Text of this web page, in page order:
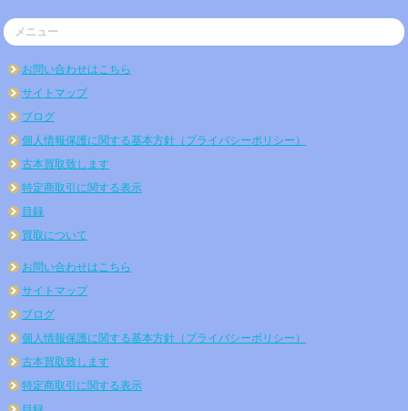
メニュー
お問い合わせはこちら
サイトマップ
ブログ
個人情報保護に関する基本方針（プライバシーポリシー）
古本買取致します
特定商取引に関する表示
目録
買取について
お問い合わせはこちら
サイトマップ
ブログ
個人情報保護に関する基本方針（プライバシーポリシー）
古本買取致します
特定商取引に関する表示